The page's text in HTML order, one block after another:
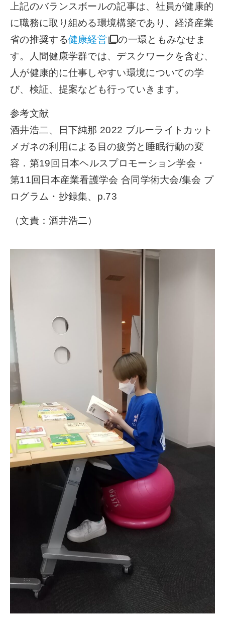
上記のバランスボールの記事は、社員が健康的
に職務に取り組める環境構築であり、経済産業
省の推奨する健康経営
の一環ともみなせま
す。人間健康学群では、デスクワークを含む、
人が健康的に仕事しやすい環境についての学
び、検証、提案なども行っていきます。
参考文献
酒井浩二、日下純那 2022 ブルーライトカット
メガネの利用による目の疲労と睡眠行動の変
容．第19回日本ヘルスプロモーション学会・
第11回日本産業看護学会 合同学術大会/集会 プ
ログラム・抄録集、p.73
（文責：酒井浩二）